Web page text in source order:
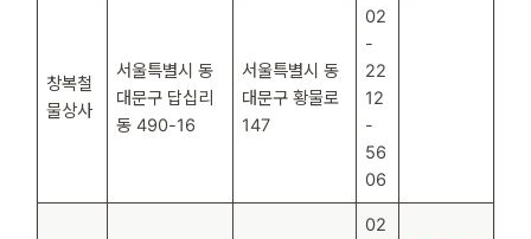
창복철
물상사
서울특별시 동
대문구 답십리
동 490-16
서울특별시 동
대문구 황물로
147
02
-
22
12
-
56
06
02